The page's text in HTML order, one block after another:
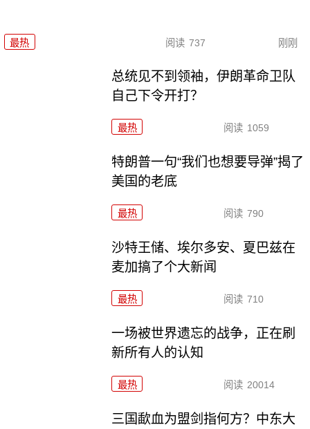
最热 阅读 737 刚刚
总统见不到领袖，伊朗革命卫队
自己下令开打？
最热 阅读 1059
特朗普一句“我们也想要导弹”揭了
美国的老底
最热 阅读 790
沙特王储、埃尔多安、夏巴兹在
麦加搞了个大新闻
最热 阅读 710
一场被世界遗忘的战争，正在刷
新所有人的认知
最热 阅读 20014
三国歃血为盟剑指何方？中东大